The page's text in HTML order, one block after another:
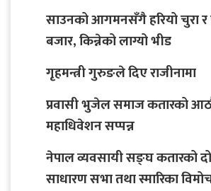
साउनको आगमनसँगै हरियो चुरा
बजार, किन्नेको लाग्यो भीड
गृहमन्त्री गुरुङले दिए राजीनामा
प्रवासी भुजेल समाज कतारको
महाधिवेशन सप्पन्न
नेपाल व्यवसायी सङ्घ कतारको
साधारण सभा तथा स्मारिका